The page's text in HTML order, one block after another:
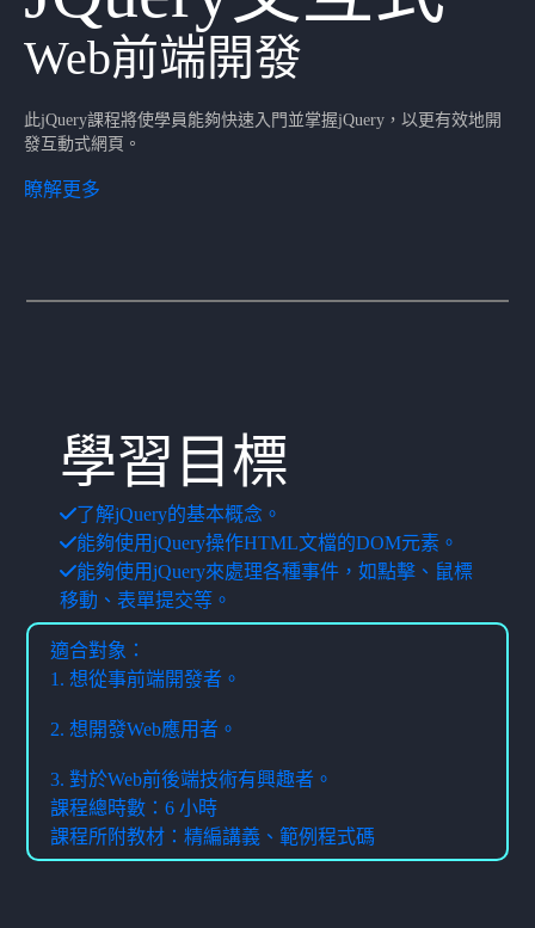
Web前端開發
此jQuery課程將使學員能夠快速入門並掌握jQuery，以更有效地開
發互動式網頁。
瞭解更多
學習目標
了解jQuery的基本概念。
能夠使用jQuery操作HTML文檔的DOM元素。
能夠使用jQuery來處理各種事件，如點擊、鼠標
移動、表單提交等。
適合對象：
1. 想從事前端開發者。
2. 想開發Web應用者。
3. 對於Web前後端技術有興趣者。
課程總時數：6 小時
課程所附教材：精編講義、範例程式碼